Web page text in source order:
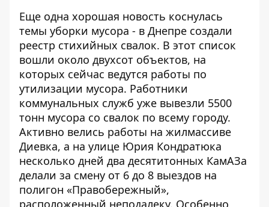
Еще одна хорошая новость коснулась
темы уборки мусора - в Днепре создали
реестр стихийных свалок. В этот список
вошли около двухсот объектов, на
которых сейчас ведутся работы по
утилизации мусора. Работники
коммунальных служб уже вывезли 5500
тонн мусора со свалок по всему городу.
Активно велись работы на жилмассиве
Диевка, а на улице Юрия Кондратюка
несколько дней два десятитонных КамАЗа
делали за смену от 6 до 8 выездов на
полигон «Правобережный»,
расположенный неподалеку. Особенно